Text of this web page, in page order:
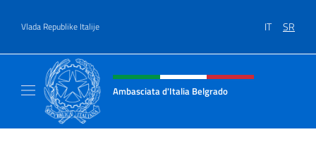
Vlada Republike Italije IT SR
Header, social and menu of site
Ambasciata d'Italia Belgrado